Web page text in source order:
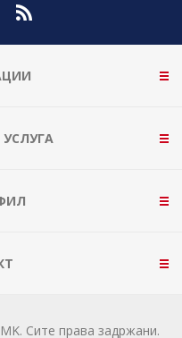
Сите права задржани.